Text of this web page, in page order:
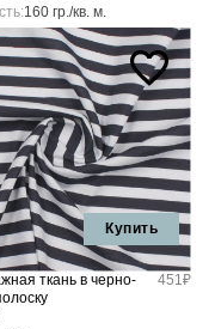
160 гр./кв. м.
Купить
ткань в черно-
451₽